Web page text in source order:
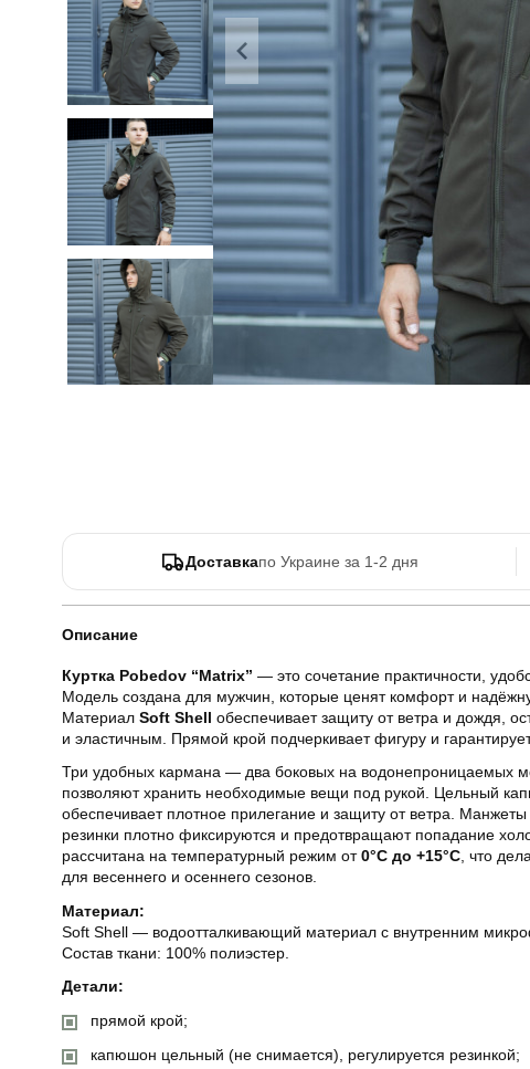
Доставкапо Украине за 1-2 дня
Описание
Куртка Pobedov “Matrix” — это сочетание практичности,
Модель создана для мужчин, которые ценят комфорт и
Материал Soft Shell обеспечивает защиту от ветра и дождя,
и эластичным. Прямой крой подчеркивает фигуру и
Три удобных кармана — два боковых на водонепроницаемых
позволяют хранить необходимые вещи под рукой. Цельный
обеспечивает плотное прилегание и защиту от ветра. Манжеты
резинки плотно фиксируются и предотвращают попадание
рассчитана на температурный режим от0°C до +15°C, что
для весеннего и осеннего сезонов.
Материал:
Soft Shell — водоотталкивающий материал с внутренним
Состав ткани: 100% полиэстер.
Детали:
прямой крой;
капюшон цельный (не снимается), регулируется резинкой;